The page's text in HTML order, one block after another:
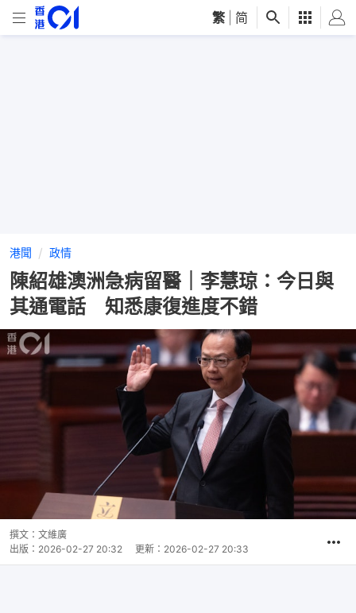
繁 简
港聞 政情
陳紹雄澳洲急病留醫｜李慧琼：今日與
其通電話 知悉康復進度不錯
撰文： 文維廣
出版： 2026-02-27 20:32 更新： 2026-02-27 20:33